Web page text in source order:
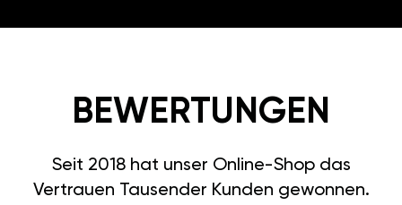
BEWERTUNGEN
Seit 2018 hat unser Online-Shop das
Vertrauen Tausender Kunden gewonnen.